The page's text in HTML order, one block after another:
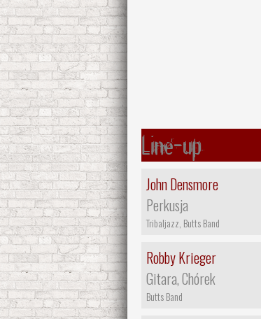
Line-up
John Densmore
Perkusja
Tribaljazz, Butts Band
Robby Krieger
Gitara, Chórek
Butts Band